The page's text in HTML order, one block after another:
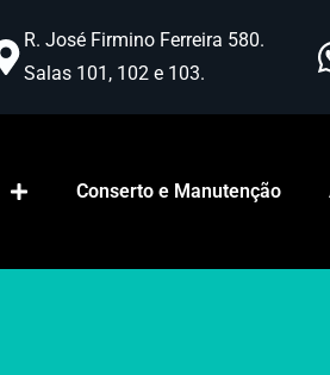
R. José Firmino Ferreira 580.
Salas 101, 102 e 103.
Conserto e Manutenção